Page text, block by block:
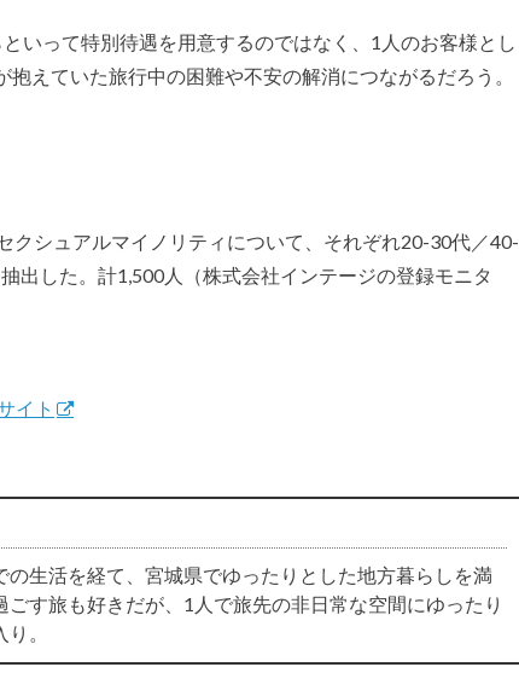
いって特別待遇を用意するのではなく、1人のお客様とし
えていた旅行中の困難や不安の解消につながるだろう。
クシュアルマイノリティについて、それぞれ20-30代／40-
出した。計1,500人（株式会社インテージの登録モニタ
イト
の生活を経て、宮城県でゆったりとした地方暮らしを満
す旅も好きだが、1人で旅先の非日常な空間にゆったり
。